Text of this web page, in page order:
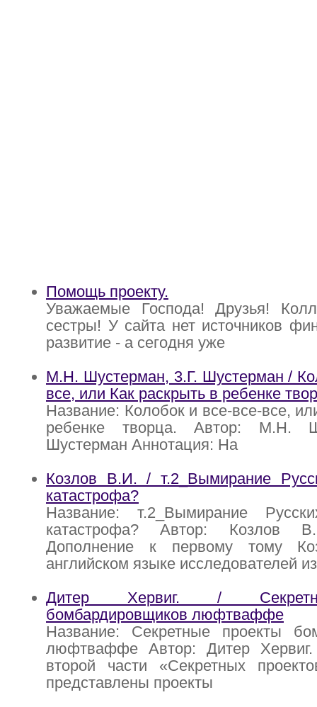
Помощь проекту.
Уважаемые Господа! Друзья!
сестры! У сайта нет источников
развитие - а сегодня уже
М.Н. Шустерман, 3.Г. Шустерман /
все, или Как раскрыть в ребенке
Название: Колобок и все-все-все,
ребенке творца. Автор: М.Н.
Шустерман Аннотация: На
Козлов В.И. / т.2_Вымирание
катастрофа?
Название: т.2_Вымирание
катастрофа? Автор: Козлов
Дополнение к первому тому
английском языке исследователей из
Дитер Хервиг. /
бомбардировщиков люфтваффе
Название: Секретные проекты
люфтваффе Автор: Дитер
второй части «Секретных
представлены проекты